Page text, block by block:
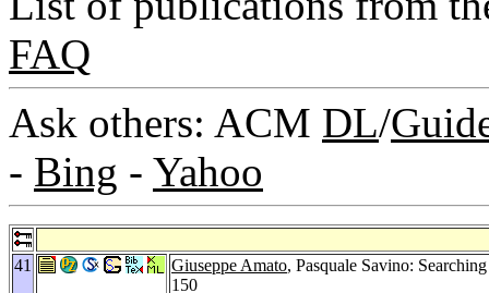
FAQ
Ask others: ACM DL/
- Bing - Yahoo
41 Giuseppe Amato, Pasquale Savino:
150